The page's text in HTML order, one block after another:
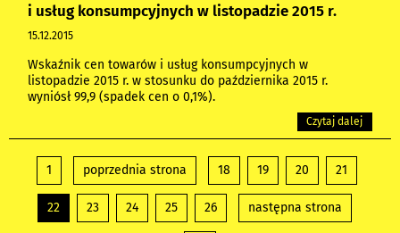
i usług konsumpcyjnych w listopadzie 2015 r.
15.12.2015
Wskaźnik cen towarów i usług konsumpcyjnych w
listopadzie 2015 r. w stosunku do października 2015 r.
wyniósł 99,9 (spadek cen o 0,1%).
Czytaj dalej
1 poprzednia strona 18 19 20 21
22 23 24 25 26 następna strona